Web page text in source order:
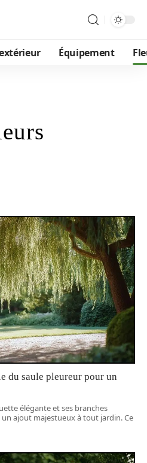
Équipement
du saule pleureur pour un
élégante et ses branches
ajout majestueux à tout jardin. Ce